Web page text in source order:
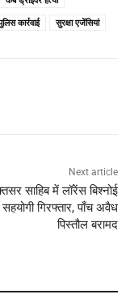
कार्रवाई सुरक्षा एजेंसियां
Next article
साहिब में लॉरेंस बिश्नोई
गिरफ्तार, पाँच अवैध
पिस्तौल बरामद